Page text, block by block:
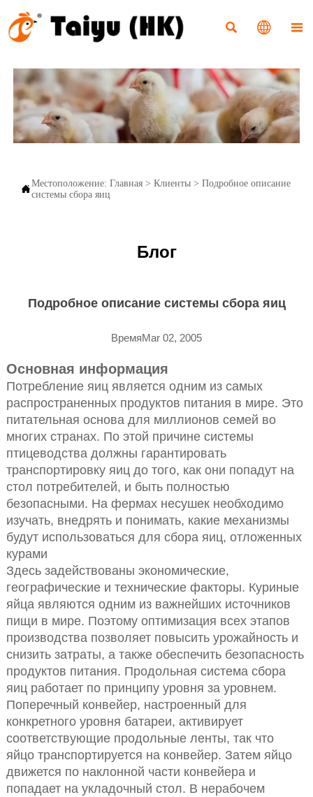
  
Местоположение: Главная> Клиенты> Подробное описание
системы сбора яиц
Блог
Подробное описание системы сбора яиц
ВремяMar 02, 2005
Основная информация
Потребление яиц является одним из самых
распространенных продуктов питания в мире. Это
питательная основа для миллионов семей во
многих странах. По этой причине системы
птицеводства должны гарантировать
транспортировку яиц до того, как они попадут на
стол потребителей, и быть полностью
безопасными. На фермах несушек необходимо
изучать, внедрять и понимать, какие механизмы
будут использоваться для сбора яиц, отложенных
курами
Здесь задействованы экономические,
географические и технические факторы. Куриные
яйца являются одним из важнейших источников
пищи в мире. Поэтому оптимизация всех этапов
производства позволяет повысить урожайность и
снизить затраты, а также обеспечить безопасность
продуктов питания. Продольная система сбора
яиц работает по принципу уровня за уровнем.
Поперечный конвейер, настроенный для
конкретного уровня батареи, активирует
соответствующие продольные ленты, так что
яйцо транспортируется на конвейер. Затем яйцо
движется по наклонной части конвейера и
попадает на укладочный стол. В нерабочем